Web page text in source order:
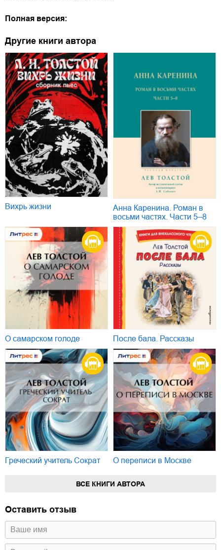
Полная версия:
Другие книги автора
Вихрь жизни
Анна Каренина. Роман в
восьми частях. Части 5–8
О самарском голоде После бала. Рассказы
Греческий учитель Сократ О переписи в Москве
ВСЕ КНИГИ АВТОРА
Оставить отзыв